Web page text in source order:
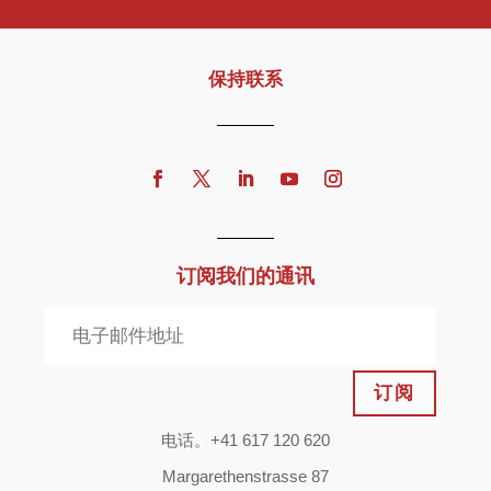
保持联系
订阅我们的通讯
订阅
电话。+41 617 120 620
Margarethenstrasse 87